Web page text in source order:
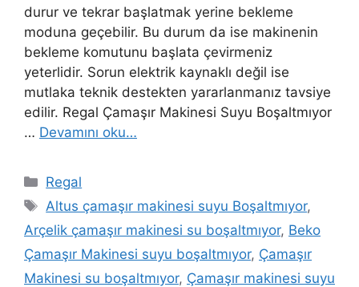
durur ve tekrar başlatmak yerine bekleme
moduna geçebilir. Bu durum da ise makinenin
bekleme komutunu başlata çevirmeniz
yeterlidir. Sorun elektrik kaynaklı değil ise
mutlaka teknik destekten yararlanmanız tavsiye
edilir. Regal Çamaşır Makinesi Suyu Boşaltmıyor
… Devamını oku…
Kategoriler
Regal
Etiketler
Altus çamaşır makinesi suyu Boşaltmıyor,
Arçelik çamaşır makinesi su boşaltmıyor, Beko
Çamaşır Makinesi suyu boşaltmıyor, Çamaşır
Makinesi su boşaltmıyor, Çamaşır makinesi suyu